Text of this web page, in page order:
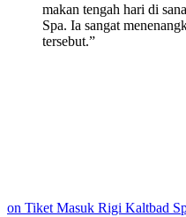
makan tengah hari di
Spa. Ia sangat
tersebut.”
on Tiket Masuk Rigi Kaltbad